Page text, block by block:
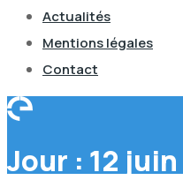
Actualités
Mentions légales
Contact
Jour : 12